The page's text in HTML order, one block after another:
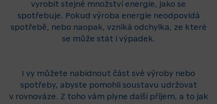
vyrobit stejné množství energie, jako se
spotřebuje. Pokud výroba energie neodpovídá
spotřebě, nebo naopak, vzniká odchylka, ze které
se může stát i výpadek.
I vy můžete nabídnout část své výroby nebo
spotřeby, abyste pomohli soustavu udržovat
v rovnováze. Z toho vám plyne další příjem, a to jak